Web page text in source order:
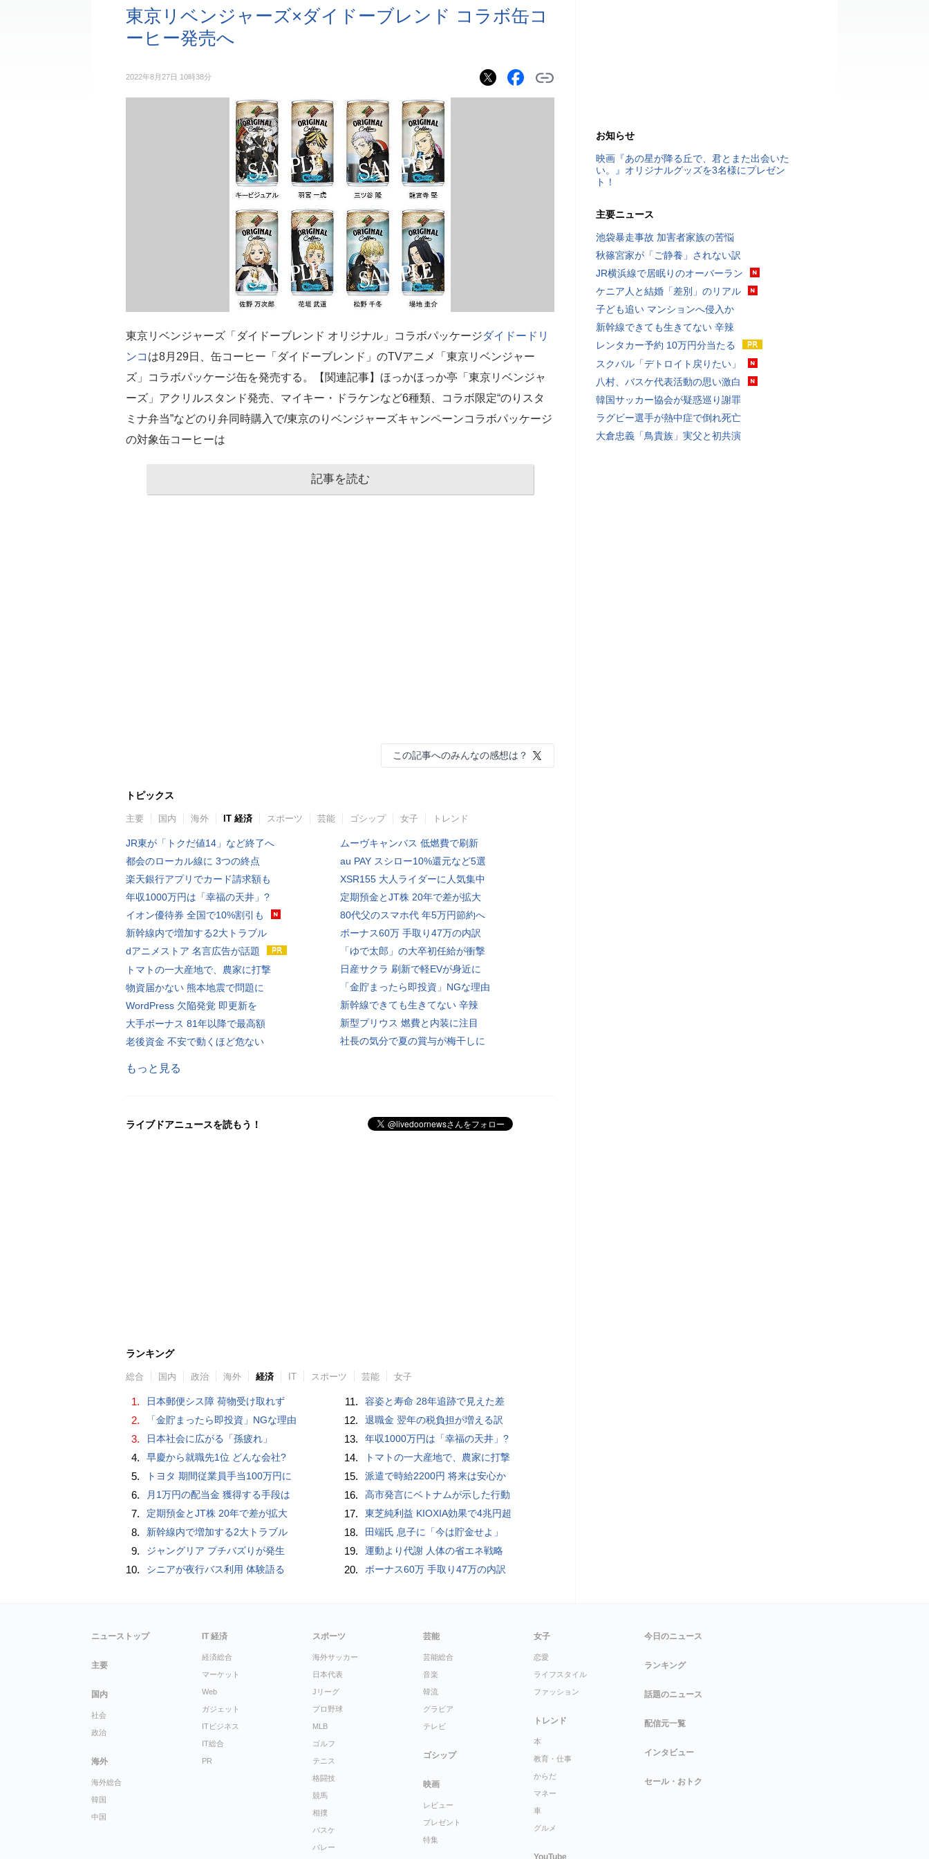
東京リベンジャーズ×ダイドーブレンド コラボ缶コ
ーヒー発売へ
2022年8月27日 10時38分
東京リベンジャーズ「ダイドーブレンド オリジナル」コラボパッケージダイドードリ
ンコ は8月29日、缶コーヒー「ダイドーブレンド」のTVアニメ「東京リベンジャー
ズ」コラボパッケージ缶を発売する。【関連記事】ほっかほっか亭「東京リベンジャ
ーズ」アクリルスタンド発売、マイキー・ドラケンなど6種類、コラボ限定“のりスタ
ミナ弁当”などのり弁同時購入で/東京のりベンジャーズキャンペーンコラボパッケージ
の対象缶コーヒーは
記事を読む
この記事へのみんなの感想は？
トピックス
主要 国内 海外 IT 経済 スポーツ 芸能 ゴシップ 女子 トレンド
JR東が「トクだ値14」など終了へ
都会のローカル線に 3つの終点
楽天銀行アプリでカード請求額も
年収1000万円は「幸福の天井」?
イオン優待券 全国で10%割引も
新幹線内で増加する2大トラブル
dアニメストア 名言広告が話題
トマトの一大産地で、農家に打撃
物資届かない 熊本地震で問題に
WordPress 欠陥発覚 即更新を
大手ボーナス 81年以降で最高額
老後資金 不安で動くほど危ない
ムーヴキャンバス 低燃費で刷新
au PAY スシロー10%還元など5選
XSR155 大人ライダーに人気集中
定期預金とJT株 20年で差が拡大
80代父のスマホ代 年5万円節約へ
ボーナス60万 手取り47万の内訳
「ゆで太郎」の大卒初任給が衝撃
日産サクラ 刷新で軽EVが身近に
「金貯まったら即投資」NGな理由
新幹線できても生きてない 辛辣
新型プリウス 燃費と内装に注目
社長の気分で夏の賞与が梅干しに
もっと見る
ライブドアニュースを読もう！
ランキング
総合 国内 政治 海外 経済 IT スポーツ 芸能 女子
1. 日本郵便シス障 荷物受け取れず
2. 「金貯まったら即投資」NGな理由
3. 日本社会に広がる「孫疲れ」
4. 早慶から就職先1位 どんな会社?
5. トヨタ 期間従業員手当100万円に
6. 月1万円の配当金 獲得する手段は
7. 定期預金とJT株 20年で差が拡大
8. 新幹線内で増加する2大トラブル
9. ジャングリア プチバズりが発生
10. シニアが夜行バス利用 体験語る
11. 容姿と寿命 28年追跡で見えた差
12. 退職金 翌年の税負担が増える訳
13. 年収1000万円は「幸福の天井」?
14. トマトの一大産地で、農家に打撃
15. 派遣で時給2200円 将来は安心か
16. 高市発言にベトナムが示した行動
17. 東芝純利益 KIOXIA効果で4兆円超
18. 田端氏 息子に「今は貯金せよ」
19. 運動より代謝 人体の省エネ戦略
20. ボーナス60万 手取り47万の内訳
お知らせ
映画『あの星が降る丘で、君とまた出会いた
い。』オリジナルグッズを3名様にプレゼン
ト！
主要ニュース
池袋暴走事故 加害者家族の苦悩
秋篠宮家が「ご静養」されない訳
JR横浜線で居眠りのオーバーラン
ケニア人と結婚「差別」のリアル
子ども追い マンションへ侵入か
新幹線できても生きてない 辛辣
レンタカー予約 10万円分当たる
スクバル「デトロイト戻りたい」
八村、バスケ代表活動の思い激白
韓国サッカー協会が疑惑巡り謝罪
ラグビー選手が熱中症で倒れ死亡
大倉忠義「鳥貴族」実父と初共演
ニューストップ
主要
国内
社会
政治
海外
海外総合
韓国
中国
IT 経済
経済総合
マーケット
Web
ガジェット
ITビジネス
IT総合
PR
スポーツ
海外サッカー
日本代表
Jリーグ
プロ野球
MLB
ゴルフ
テニス
格闘技
競馬
相撲
バスケ
バレー
芸能
芸能総合
音楽
韓流
グラビア
テレビ
ゴシップ
映画
レビュー
プレゼント
特集
女子
恋愛
ライフスタイル
ファッション
トレンド
本
教育・仕事
からだ
マネー
車
グルメ
YouTube
今日のニュース
ランキング
話題のニュース
配信元一覧
インタビュー
セール・おトク